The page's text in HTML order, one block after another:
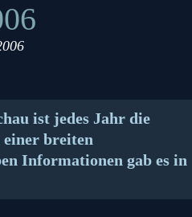
ist jedes Jahr die
einer breiten
Informationen gab es in